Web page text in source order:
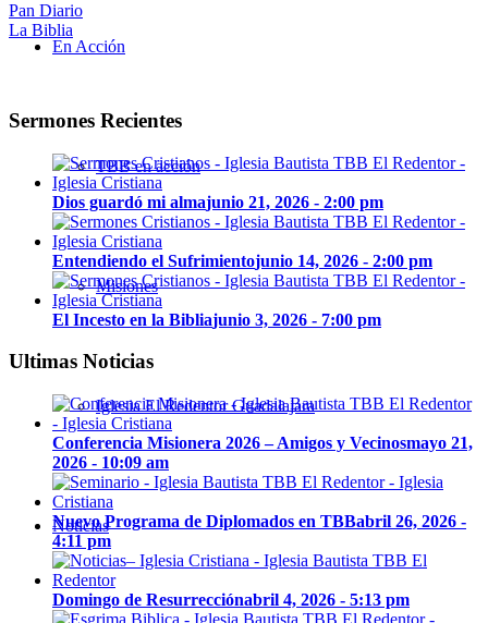
En Acción
TBB en acción
Misiones
Iglesia El Redentor Guadalajara
Noticias
Pan Diario
La Biblia
Sermones Recientes
Dios guardó mi almajunio 21, 2026 - 2:00 pm
Entendiendo el Sufrimientojunio 14, 2026 - 2:00 pm
El Incesto en la Bibliajunio 3, 2026 - 7:00 pm
Ultimas Noticias
Conferencia Misionera 2026 – Amigos y Vecinosmayo 21,
2026 - 10:09 am
Nuevo Programa de Diplomados en TBBabril 26, 2026 -
4:11 pm
Domingo de Resurrecciónabril 4, 2026 - 5:13 pm